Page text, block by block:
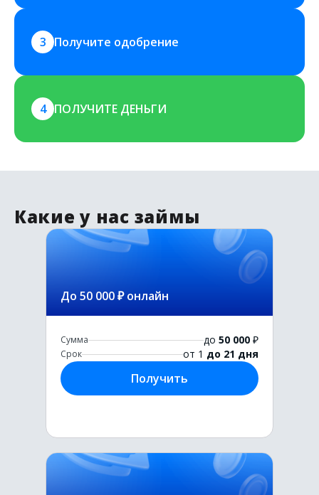
3 Получите одобрение
4 ПОЛУЧИТЕ ДЕНЬГИ
Какие у нас займы
До 50 000 ₽ онлайн
Сумма до 50 000 ₽
Срок от 1 до 21 дня
Получить